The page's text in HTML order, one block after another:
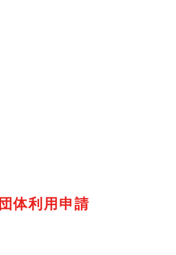
団体利用申請